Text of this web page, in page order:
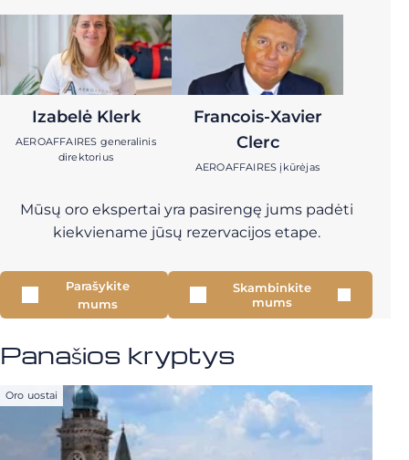
Izabelė Klerk
AEROAFFAIRES generalinis
direktorius
Francois-Xavier
Clerc
AEROAFFAIRES įkūrėjas
Mūsų oro ekspertai yra pasirengę jums padėti
kiekviename jūsų rezervacijos etape.
Parašykite
mums
Skambinkite
mums
Panašios kryptys
Oro uostai